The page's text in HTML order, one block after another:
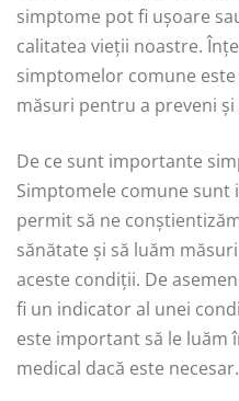
simptome pot fi ușoare
calitatea vieții noastre.
simptomelor comune
măsuri pentru a preveni
De ce sunt importante
Simptomele comune
permit să ne
sănătate și să luăm
aceste condiții. De
fi un indicator al unei
este important să le luăm
medical dacă este necesar.